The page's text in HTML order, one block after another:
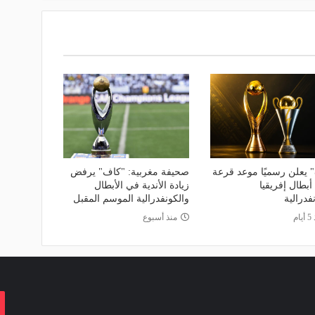
يعلن رسميًا موعد قرعة
إفريقيا
صحيفة مغربية: "كاف" يرفض
زيادة الأندية في الأبطال
والكونفدرالية الموسم المقبل
منذ أسبوع